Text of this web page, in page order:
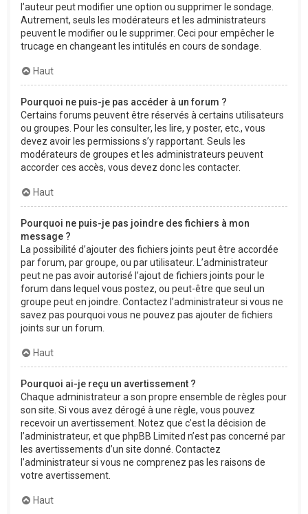
l’auteur peut modifier une option ou supprimer le sondage.
Autrement, seuls les modérateurs et les administrateurs
peuvent le modifier ou le supprimer. Ceci pour empêcher le
trucage en changeant les intitulés en cours de sondage.
Haut
Pourquoi ne puis-je pas accéder à un forum ?
Certains forums peuvent être réservés à certains utilisateurs
ou groupes. Pour les consulter, les lire, y poster, etc., vous
devez avoir les permissions s’y rapportant. Seuls les
modérateurs de groupes et les administrateurs peuvent
accorder ces accès, vous devez donc les contacter.
Haut
Pourquoi ne puis-je pas joindre des fichiers à mon
message ?
La possibilité d’ajouter des fichiers joints peut être accordée
par forum, par groupe, ou par utilisateur. L’administrateur
peut ne pas avoir autorisé l’ajout de fichiers joints pour le
forum dans lequel vous postez, ou peut-être que seul un
groupe peut en joindre. Contactez l’administrateur si vous ne
savez pas pourquoi vous ne pouvez pas ajouter de fichiers
joints sur un forum.
Haut
Pourquoi ai-je reçu un avertissement ?
Chaque administrateur a son propre ensemble de règles pour
son site. Si vous avez dérogé à une règle, vous pouvez
recevoir un avertissement. Notez que c’est la décision de
l’administrateur, et que phpBB Limited n’est pas concerné par
les avertissements d’un site donné. Contactez
l’administrateur si vous ne comprenez pas les raisons de
votre avertissement.
Haut